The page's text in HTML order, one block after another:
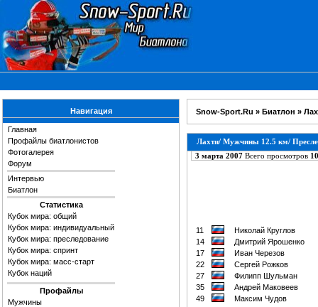
Навигация
Главная
Профайлы биатлонистов
Фотогалерея
Форум
Интервью
Биатлон
Статистика
Кубок мира: общий
Кубок мира: индивидуальный
Кубок мира: преследование
Кубок мира: спринт
Кубок мира: масс-старт
Кубок наций
Профайлы
Мужчины
Snow-Sport.Ru » Биатлон »
Лахти/ Мужчины 12.5 км/
3 марта 2007 Всего просмотров
11
Николай Круглов
14
Дмитрий Ярошенко
17
Иван Черезов
22
Сергей Рожков
27
Филипп Шульман
35
Андрей Маковеев
49
Максим Чудов